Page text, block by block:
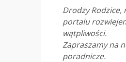
Drodzy Rodzice,
portalu
wątpliwości.
Zapraszamy na
poradnicze.